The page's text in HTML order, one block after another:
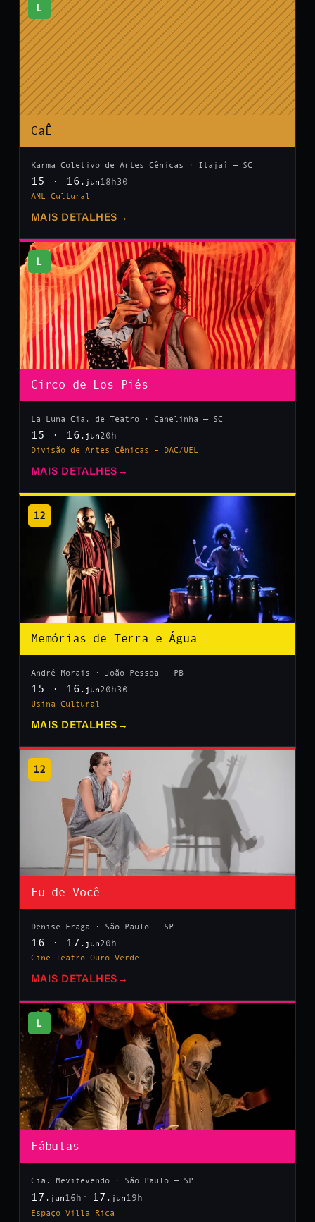
L
CaÊ
Karma Coletivo de Artes Cênicas · Itajaí — SC
15 · 16 .jun 18h30
AML Cultural
MAIS DETALHES →
L
Circo de Los Piés
La Luna Cia. de Teatro · Canelinha — SC
15 · 16 .jun20h
Divisão de Artes Cênicas – DAC/UEL
MAIS DETALHES →
12
Memórias de Terra e Água
André Morais · João Pessoa — PB
15 · 16 .jun20h30
Usina Cultural
MAIS DETALHES →
12
Eu de Você
Denise Fraga · São Paulo — SP
16 · 17 .jun20h
Cine Teatro Ouro Verde
MAIS DETALHES →
L
Fábulas
Cia. Mevitevendo · São Paulo — SP
17 .jun 16h 17 .jun 19h
Espaço Villa Rica